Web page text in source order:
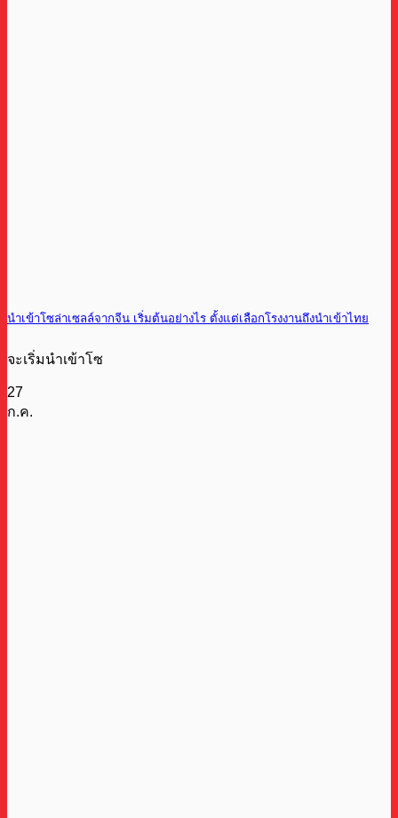
นำเข้าโซล่าเซลล์จากจีน เริ่มต้นอย่างไร ตั้งแต่เลือกโรงงานถึงนำเข้าไทย
จะเริ่มนำเข้าโซ
27
ก.ค.